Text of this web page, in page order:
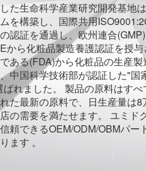
た生命科学産業研究開発基地
を構築し、国際共用
認証を通過し、欧州連合(GMP)
から化粧品製造養護認証を授与
ある(FDA)から化粧品の生産製
中国科学技術部が認証した"国
れました。 製品の原料はすべ
た最新の原料で、日生産量は8
の需要を満たせます。 ユミド
頼できるOEM/ODM/OBMパー
ます 。